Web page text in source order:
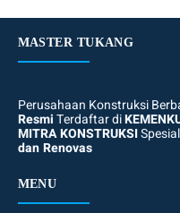
MASTER TUKANG
Perusahaan Konstruksi
ResmiTerdaftar di
MITRA KONSTRUKSI
dan Renovas
MENU